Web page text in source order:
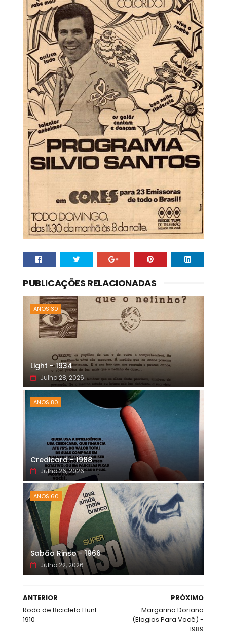
PUBLICAÇÕES RELACIONADAS
ANOS 30
Light - 1934
Julho 28, 2026
ANOS 80
Credicard - 1988
Julho 26, 2026
ANOS 60
Sabão Rinso - 1966
Julho 22, 2026
PRÓXIMO
Margarina Doriana
(Elogios Para Você) -
1989
ANTERIOR
Roda de Bicicleta Hunt -
1910